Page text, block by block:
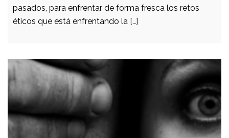
pasados, para enfrentar de forma fresca los retos
éticos que está enfrentando la […]